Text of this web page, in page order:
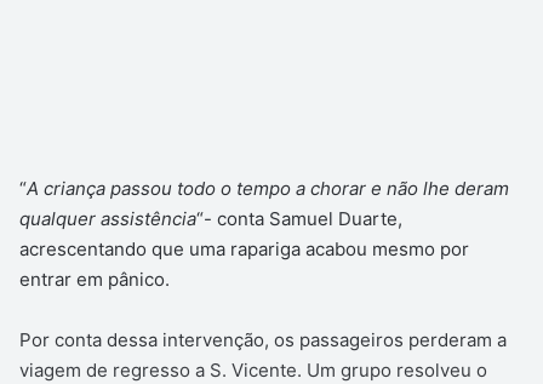
“A criança passou todo o tempo a chorar e não lhe deram
qualquer assistência“- conta Samuel Duarte,
acrescentando que uma rapariga acabou mesmo por
entrar em pânico.
Por conta dessa intervenção, os passageiros perderam a
viagem de regresso a S. Vicente. Um grupo resolveu o